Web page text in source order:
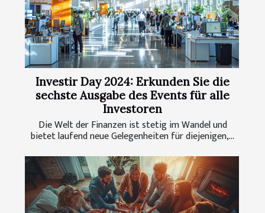
Investir Day 2024: Erkunden Sie die
sechste Ausgabe des Events für alle
Investoren
Die Welt der Finanzen ist stetig im Wandel und
bietet laufend neue Gelegenheiten für diejenigen,...